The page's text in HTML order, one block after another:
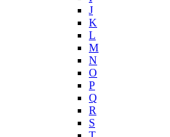
J
K
L
M
N
O
P
Q
R
S